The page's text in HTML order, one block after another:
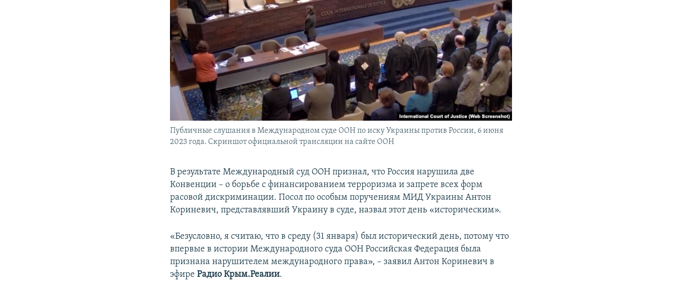
Публичные слушания в Международном суде ООН по иску Украины против России, 6 июня
2023 года. Скриншот официальной трансляции на сайте ООН
В результате Международный суд ООН признал, что Россия нарушила две
Конвенции – о борьбе с финансированием терроризма и запрете всех форм
расовой дискриминации. Посол по особым поручениям МИД Украины Антон
Кориневич, представлявший Украину в суде, назвал этот день «историческим».
«Безусловно, я считаю, что в среду (31 января) был исторический день, потому что
впервые в истории Международного суда ООН Российская Федерация была
признана нарушителем международного права», – заявил Антон Кориневич в
эфиреРадио Крым.Реалии.